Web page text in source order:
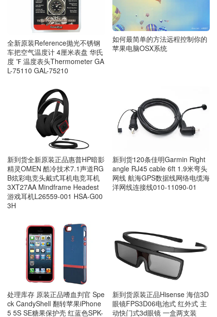
全新原装Reference抛光不锈钢
车把空气温度计 4厘米表盘 华氏
度 ℉ 温度表头Thermometer GA
L-75110 GAL-75210
如何最简单的方法远程控制你的
苹果电脑OSX系统
新到货全新原装正品惠普HP暗影
精灵OMEN 酷冷技术7.1声道RG
B炫彩电竞头戴式耳机电竞耳机
3XT27AA Mindframe Headest
游戏耳机L26559-001 HSA-G00
3H
新到货120条佳明Garmin Right
angle RJ45 cable 6ft 1.9米弯头
网线 航海GPS数据线网络电缆海
洋网线连接线010-11090-01
处理库存 原装正品嗜血判官 Spe
ck CandyShell 翻转苹果iPhone
5 5S SE糖果保护壳 红蓝色SPK-
新到货原装正品Hisense 海信3D
眼镜FPS3D06电池式 红外式 主
动快门式3d眼镜 一盒两支装